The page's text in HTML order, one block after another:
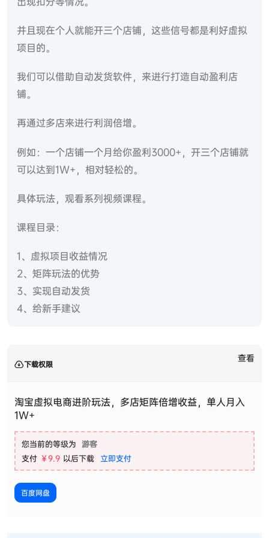
并且现在个人就能开三个店铺，这些信号都是利好虚拟
项目的。
我们可以借助自动发货软件，来进行打造自动盈利店
铺。
再通过多店来进行利润倍增。
例如：一个店铺一个月给你盈利3000+，开三个店铺就
可以达到1W+，相对轻松的。
具体玩法，观看系列视频课程。
课程目录：
1、虚拟项目收益情况
2、矩阵玩法的优势
3、实现自动发货
4、给新手建议
下载权限
查看
淘宝虚拟电商进阶玩法，多店矩阵倍增收益，单人月入
1W+
您当前的等级为 游客
支付 ￥9.9 以后下载 立即支付
百度网盘